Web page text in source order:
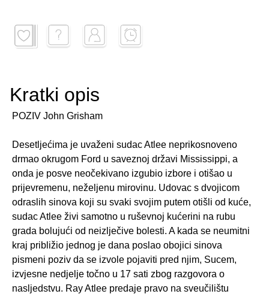
Kratki opis
POZIV John Grisham
Desetljećima je uvaženi sudac Atlee neprikosnoveno
drmao okrugom Ford u saveznoj državi Mississippi, a
onda je posve neočekivano izgubio izbore i otišao u
prijevremenu, neželjenu mirovinu. Udovac s dvojicom
odraslih sinova koji su svaki svojim putem otišli od kuće,
sudac Atlee živi samotno u ruševnoj kućerini na rubu
grada bolujući od neizlječive bolesti. A kada se neumitni
kraj približio jednog je dana poslao obojici sinova
pismeni poziv da se izvole pojaviti pred njim, Sucem,
izvjesne nedjelje točno u 17 sati zbog razgovora o
nasljedstvu. Ray Atlee predaje pravo na sveučilištu